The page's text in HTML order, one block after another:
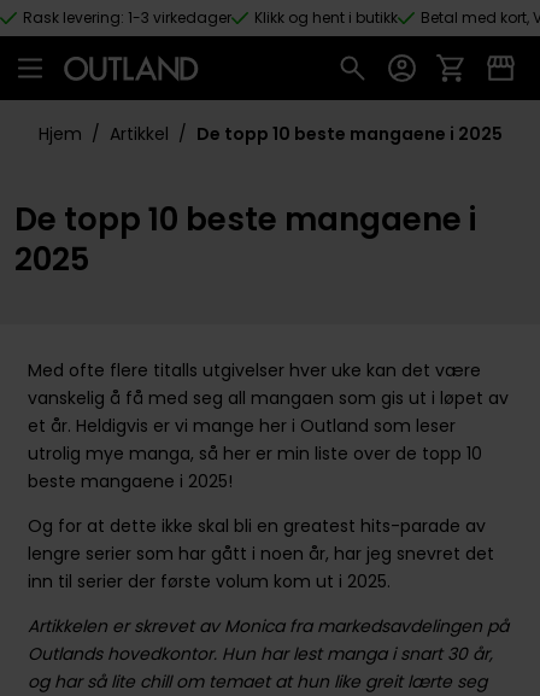
Hopp til hovedinnhold
Rask levering: 1-3 virkedager Klikk og hent i butikk Betal med kort,
Hjem / Artikkel / De topp 10 beste mangaene i 2025
De topp 10 beste mangaene i
2025
Med ofte flere titalls utgivelser hver uke kan det være
vanskelig å få med seg all mangaen som gis ut i løpet av
et år. Heldigvis er vi mange her i Outland som leser
utrolig mye manga, så her er min liste over de topp 10
beste mangaene i 2025!
Og for at dette ikke skal bli en greatest hits-parade av
lengre serier som har gått i noen år, har jeg snevret det
inn til serier der første volum kom ut i 2025.
Artikkelen er skrevet av Monica fra markedsavdelingen på
Outlands hovedkontor. Hun har lest manga i snart 30 år,
og har så lite chill om temaet at hun like greit lærte seg